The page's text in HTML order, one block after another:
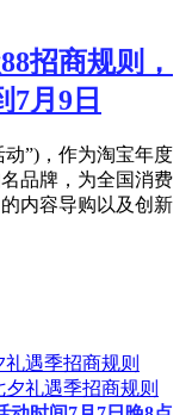
招商规则，
7月9日
动”)，作为淘宝年度
品牌，为全国消费
内容导购以及创新
遇季招商规则
礼遇季招商规则